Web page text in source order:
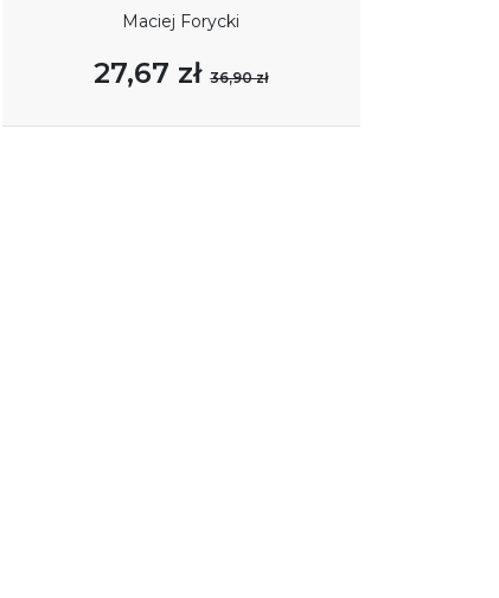
Maciej Forycki
27,67 zł36,90 zł